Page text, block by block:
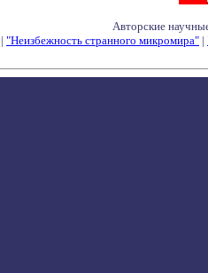
Авторские
| "Неизбежность странного микромира" |